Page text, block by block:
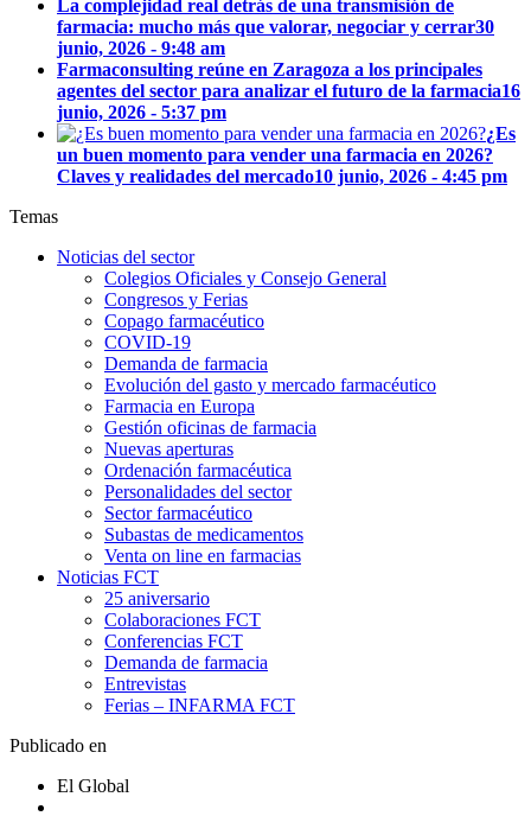
La complejidad real detrás de una transmisión de
farmacia: mucho más que valorar, negociar y cerrar30
junio, 2026 - 9:48 am
Farmaconsulting reúne en Zaragoza a los principales
agentes del sector para analizar el futuro de la farmacia16
junio, 2026 - 5:37 pm
¿Es
un buen momento para vender una farmacia en 2026?
Claves y realidades del mercado10 junio, 2026 - 4:45 pm
Temas
Noticias del sector
Colegios Oficiales y Consejo General
Congresos y Ferias
Copago farmacéutico
COVID-19
Demanda de farmacia
Evolución del gasto y mercado farmacéutico
Farmacia en Europa
Gestión oficinas de farmacia
Nuevas aperturas
Ordenación farmacéutica
Personalidades del sector
Sector farmacéutico
Subastas de medicamentos
Venta on line en farmacias
Noticias FCT
25 aniversario
Colaboraciones FCT
Conferencias FCT
Demanda de farmacia
Entrevistas
Ferias – INFARMA FCT
Publicado en
El Global